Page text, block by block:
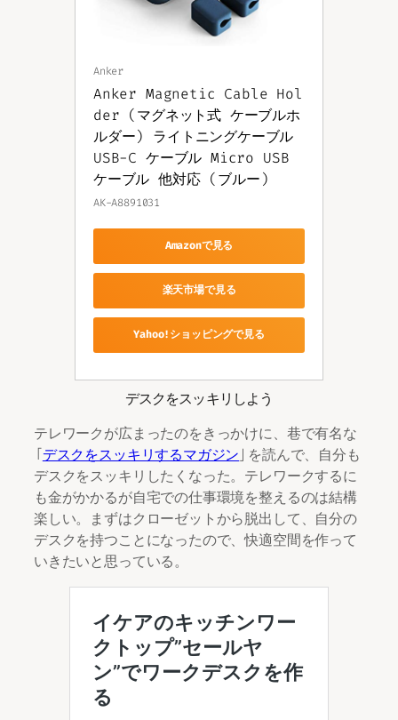
Anker
Anker Magnetic Cable Hol
der (マグネット式 ケーブルホ
ルダー) ライトニングケーブル
USB-C ケーブル Micro USB
ケーブル 他対応 (ブルー)
AK-A8891031
Amazonで見る
楽天市場で見る
Yahoo!ショッピングで見る
デスクをスッキリしよう
テレワークが広まったのをきっかけに、巷で有名な
「デスクをスッキリするマガジン 」を読んで、自分も
デスクをスッキリしたくなった。テレワークするに
も金がかかるが自宅での仕事環境を整えるのは結構
楽しい。まずはクローゼットから脱出して、自分の
デスクを持つことになったので、快適空間を作って
いきたいと思っている。